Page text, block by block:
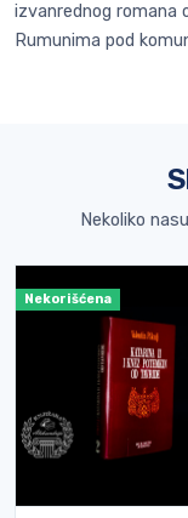
izvanrednog romana
Rumunima pod
Nekoliko
Nekorišćena